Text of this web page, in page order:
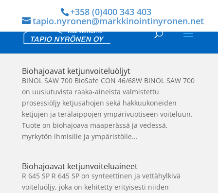
+358 (0)400 343 403
tapio.nyronen@markkinointinyronen.net
Biohajoavat ketjunvoiteluöljyt
BINOL SAW 700 BioSafe CON 46/68W BINOL SAW 700
on uusiutuvista raaka-aineista valmistettu
prosessiöljy ketjusahojen sekä hakkuukoneiden
ketjujen ja terälaippojen ympärivuotiseen voiteluun.
Tuote on biohajoava maaperässä ja vedessä,
myrkytön ihmisille ja ympäristölle...
Biohajoavat ketjunvoiteluaineet
R 645 SP R 645 SP on synteettinen ja vettähylkivä
voiteluöljy, joka on kehitetty erityisesti niiden